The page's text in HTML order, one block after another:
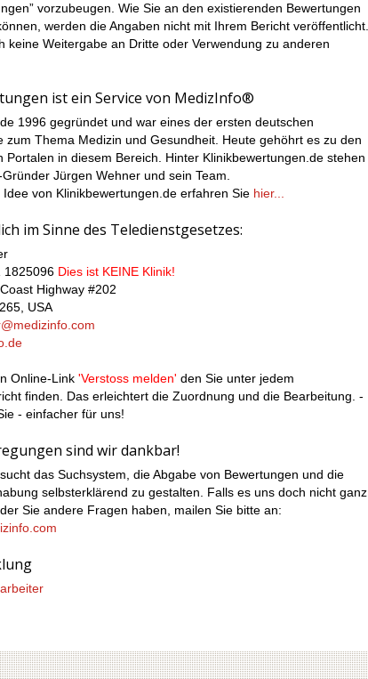
vorzubeugen. Wie Sie an den existierenden Bewertungen
werden die Angaben nicht mit Ihrem Bericht veröffentlicht.
keine Weitergabe an Dritte oder Verwendung zu anderen
ist ein Service von MedizInfo®
1996 gegründet und war eines der ersten deutschen
zum Thema Medizin und Gesundheit. Heute gehöhrt es zu den
Portalen in diesem Bereich. Hinter Klinikbewertungen.de stehen
Jürgen Wehner und sein Team.
von Klinikbewertungen.de erfahren Sie hier...
im Sinne des Teledienstgesetzes:
1825096 Dies ist KEINE Klinik!
Highway #202
USA
Online-Link 'Verstoss melden' den Sie unter jedem
finden. Das erleichtert die Zuordnung und die Bearbeitung. -
- einfacher für uns!
sind wir dankbar!
das Suchsystem, die Abgabe von Bewertungen und die
selbsterklärend zu gestalten. Falls es uns doch nicht ganz
Sie andere Fragen haben, mailen Sie bitte an: